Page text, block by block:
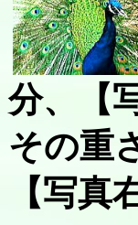
分、【
その重
【写真